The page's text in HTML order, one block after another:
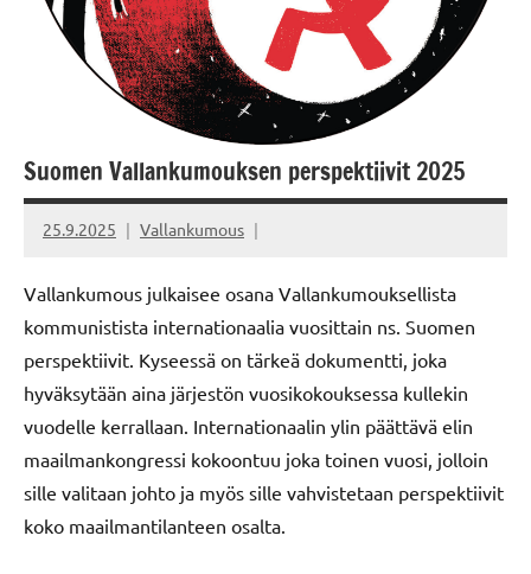
Suomen Vallankumouksen perspektiivit 2025
25.9.2025 Vallankumous
Vallankumous julkaisee osana Vallankumouksellista
kommunistista internationaalia vuosittain ns. Suomen
perspektiivit. Kyseessä on tärkeä dokumentti, joka
hyväksytään aina järjestön vuosikokouksessa kullekin
vuodelle kerrallaan. Internationaalin ylin päättävä elin
maailmankongressi kokoontuu joka toinen vuosi, jolloin
sille valitaan johto ja myös sille vahvistetaan perspektiivit
koko maailmantilanteen osalta.